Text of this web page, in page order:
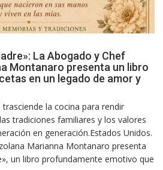
La Abogado y Chef
Montanaro presenta un libro
en un legado de amor y
trasciende la cocina para rendir
tradiciones familiares y los valores
en generación.Estados Unidos.
Marianna Montanaro presenta
un libro profundamente emotivo que